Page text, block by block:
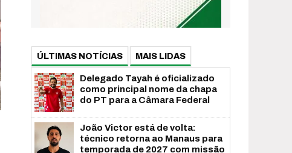
ÚLTIMAS NOTÍCIAS MAIS LIDAS
Delegado Tayah é oficializado
como principal nome da chapa
do PT para a Câmara Federal
João Victor está de volta:
técnico retorna ao Manaus para
temporada de 2027 com missão